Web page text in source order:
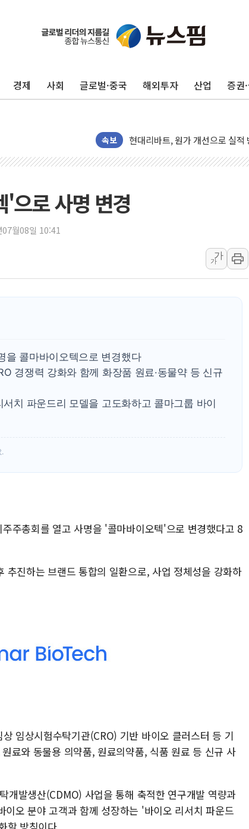
경제 사회 글로벌·중국 해외투자 산업 증권
속보
트럼프, '원정출산 시민권 차
트럼프 "이란전 조만간 끝날 것
"세금 부담 덜자"…비거주 1주택
세금 부담 커진 고가 1주택자…
뉴욕증시, 유가·금리 부담에 하
이란, 오만과 호르무즈 해협 재
李대통령, 오늘 부동산 정책 점
[오늘의 정치일정] 8월 7일(금)
[오늘의 국회일정] 상임위·세미
이란, 美·이스라엘 선박 호르무
구광모, 내주 실리콘밸리서 젠슨
뉴욕증시 개장 전 특징주...모더
김정관 장관 "영업이익 N% 성
뉴욕증시 프리뷰, 미 주가선물
청와대, 북한 단거리 탄도미사
으로 사명 변경
월08일 10:41
가
가
을 콜마바이오텍으로 변경했다
경쟁력 강화와 함께 화장품 원료·동물약 등 신규
치 파운드리 모델을 고도화하고 콜마그룹 바이
.
주총회를 열고 사명을 '콜마바이오텍'으로 변경했다고 8
추진하는 브랜드 통합의 일환으로, 사업 정체성을 강화하
임상시험수탁기관(CRO) 기반 바이오 클러스터 등 기
료와 동물용 의약품, 원료의약품, 식품 원료 등 신규 사
개발생산(CDMO) 사업을 통해 축적한 연구개발 역량과
오 분야 고객과 함께 성장하는 '바이오 리서치 파운드